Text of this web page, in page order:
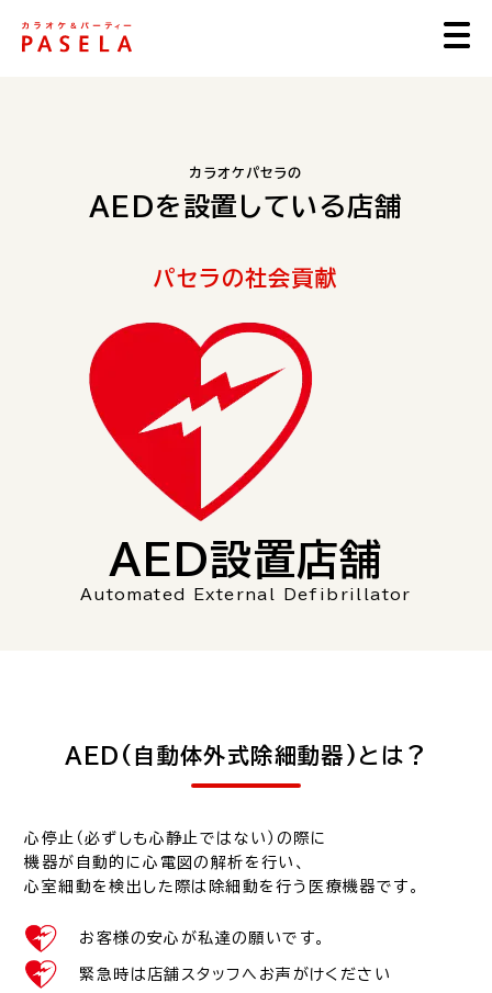
カラオケパセラの
AEDを設置している店舗
パセラの社会貢献
AED設置店舗
Automated External Defibrillator
AED(自動体外式除細動器)とは？
心停止（必ずしも心静止ではない）の際に
機器が自動的に心電図の解析を行い、
心室細動を検出した際は除細動を行う医療機器です。
お客様の安心が私達の願いです。
緊急時は店舗スタッフへお声がけください